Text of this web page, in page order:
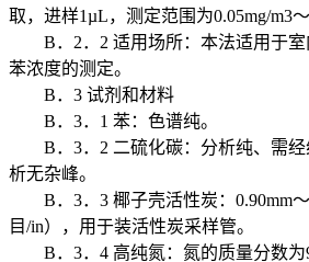
取，进样1µL，测定范围为0.05mg/m3～
B．2．2 适用场所：本法适用于室
苯浓度的测定。
B．3 试剂和材料
B．3．1 苯：色谱纯。
B．3．2 二硫化碳：分析纯、需经
析无杂峰。
B．3．3 椰子壳活性炭：0.90mm～
目/in），用于装活性炭采样管。
B．3．4 高纯氮：氮的质量分数为